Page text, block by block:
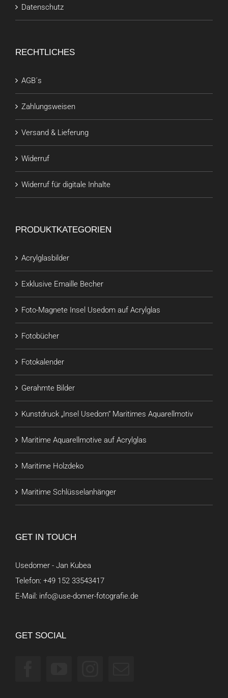
Datenschutz
RECHTLICHES
AGB´s
Zahlungsweisen
Versand & Lieferung
Widerruf
Widerruf für digitale Inhalte
PRODUKTKATEGORIEN
Acrylglasbilder
Exklusive Emaille Becher
Foto-Magnete Insel Usedom auf Acrylglas
Fotobücher
Fotokalender
Gerahmte Bilder
Kunstdruck „Insel Usedom“ Maritimes Aquarellmotiv
Maritime Aquarellmotive auf Acrylglas
Maritime Holzdeko
Maritime Schlüsselanhänger
GET IN TOUCH
Usedomer - Jan Kubea
Telefon: +49 152 33543417
E-Mail: info@use-domer-fotografie.de
GET SOCIAL